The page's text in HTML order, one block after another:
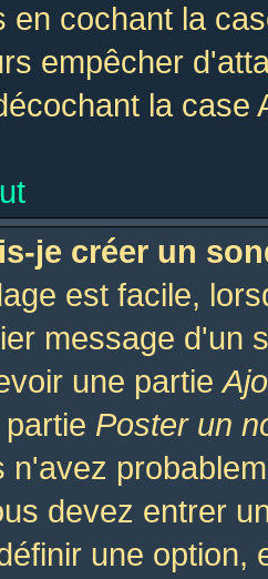
en cochant la
empêcher
la
je créer un
est facile,
message d'un
une partie
Poster un
n'avez
devez entrer
une option,